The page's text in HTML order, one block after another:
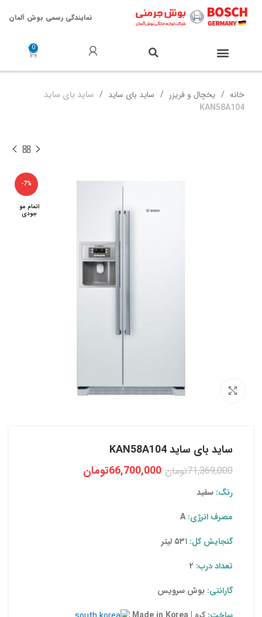
نمایندگی رسمی بوش آلمان
خانه یخچال و فریزر ساید بای ساید
ساید بای ساید
KAN58A104
-7%
اتمام مو
جودی
بزرگنمایی تصویر
ساید بای ساید KAN58A104
71,369,000تومان 66,700,000تومان
رنگ: سفید
مصرف انرژی:A
گنجایش کل:
تعداد درب:
گارانتی: بوش سرویس